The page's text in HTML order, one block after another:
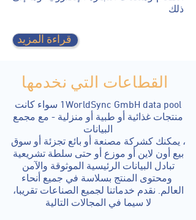
ذلك
القطاعات التي نخدمها
1WorldSync GmbH data pool سواء كانت
منتجات غذائية أو طبية أو منزلية - مع مجمع
البيانات
، يمكنك كشركة مصنعة أو بائع تجزئة أو سوق
بيع أون لاين أو موزع أو حتى سلطة تشريعية
تبادل البيانات الرئيسية الموثوقة والآمن
ومحتوى المنتج بسلاسة في جميع أنحاء
العالم. نقدم خدماتنا لجميع الصناعات تقريبا،
لا سيما في المجالات التالية